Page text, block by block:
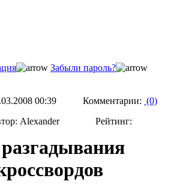
Забыли пароль?
00:39 Комментарии: (0)
Alexander Рейтинг: